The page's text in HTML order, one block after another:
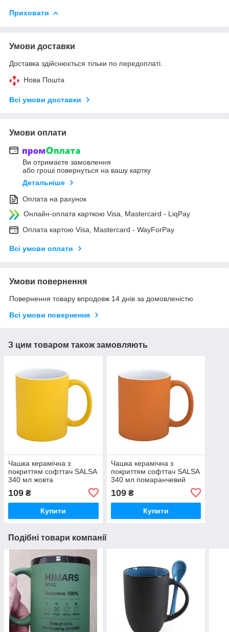
Приховати
Умови доставки
Доставка здійснюється тільки по передоплаті.
Нова Пошта
Всі умови доставки
Умови оплати
Ви отримаєте замовлення
або гроші повернуться на вашу картку
Детальніше
Оплата на рахунок
Онлайн-оплата карткою Visa, Mastercard - LiqPay
Оплата картою Visa, Mastercard - WayForPay
Всі умови оплати
Умови повернення
Повернення товару впродовж 14 днів за домовленістю
Всі умови повернення
З цим товаром також замовляють
Чашка керамічна з
покриттям софттач SALSA
340 мл жовта
109 ₴
Купити
Чашка керамічна з
покриттям софттач SALSA
340 мл помаранчевий
109₴
Купити
Подібні товари компанії